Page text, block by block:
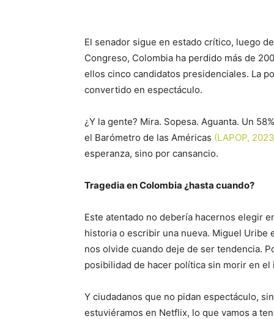
El senador sigue en estado crítico, luego
Congreso, Colombia ha perdido más de
ellos cinco candidatos presidenciales. La
convertido en espectáculo.
¿Y la gente? Mira. Sopesa. Aguanta. Un
el Barómetro de las Américas (LAPOP,
esperanza, sino por cansancio.
Tragedia en Colombia ¿hasta cuando?
Este atentado no debería hacernos elegir
historia o escribir una nueva. Miguel Uribe
nos olvide cuando deje de ser tendencia.
posibilidad de hacer política sin morir en el
Y ciudadanos que no pidan espectáculo,
estuviéramos en Netflix, lo que vamos a